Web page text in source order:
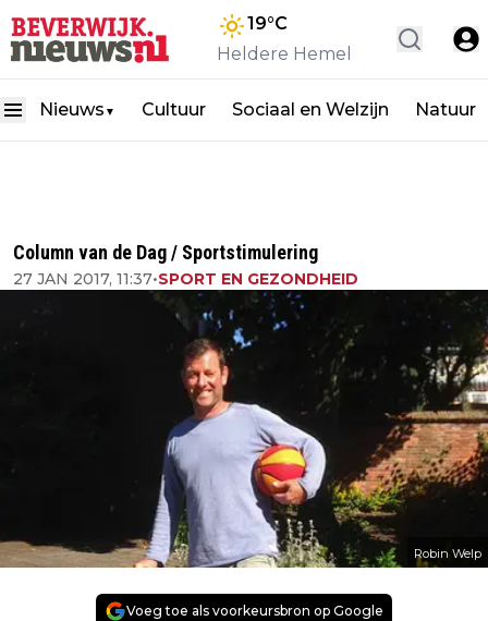
19°C
Heldere Hemel
Nieuws ▼ Cultuur Sociaal en Welzijn Natuur
Column van de Dag / Sportstimulering
27 JAN 2017, 11:37•SPORT EN GEZONDHEID
Robin Welp
Voeg toe als voorkeursbron op Google